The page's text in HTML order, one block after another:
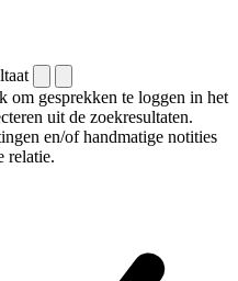
om gesprekken te loggen in het
uit de zoekresultaten.
en/of handmatige notities
relatie.